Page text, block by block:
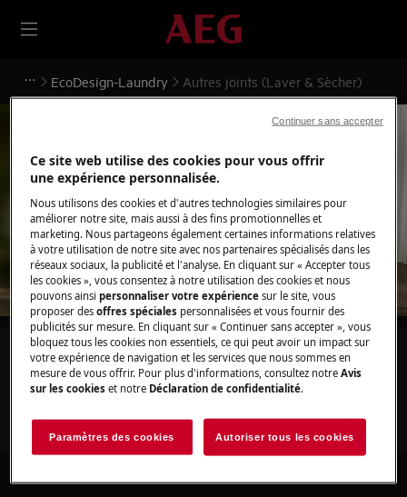
EcoDesign-Laundry Autres joints (Laver & Sècher)
Soutien pour Autres joints
(Laver & Sècher)
Recherchez parmi nos articles d'assistance
Ce site web utilise des cookies pour vous offrir
une expérience personnalisée.
Nous utilisons des cookies et d'autres technologies similaires pour
améliorer notre site, mais aussi à des fins promotionnelles et
marketing. Nous partageons également certaines informations relatives
à votre utilisation de notre site avec nos partenaires spécialisés dans les
réseaux sociaux, la publicité et l'analyse. En cliquant sur « Accepter tous
les cookies », vous consentez à notre utilisation des cookies et nous
pouvons ainsipersonnaliser votre expériencesur le site, vous
proposer desoffres spéciales personnalisées et vous fournir des
publicités sur mesure. En cliquant sur « Continuer sans accepter », vous
bloquez tous les cookies non essentiels, ce qui peut avoir un impact sur
votre expérience de navigation et les services que nous sommes en
mesure de vous offrir. Pour plus d'informations, consultez notreAvis
sur les cookies et notre Déclaration de confidentialité.
Paramètres des cookies Autoriser tous les cookies
Continuer sans accepter